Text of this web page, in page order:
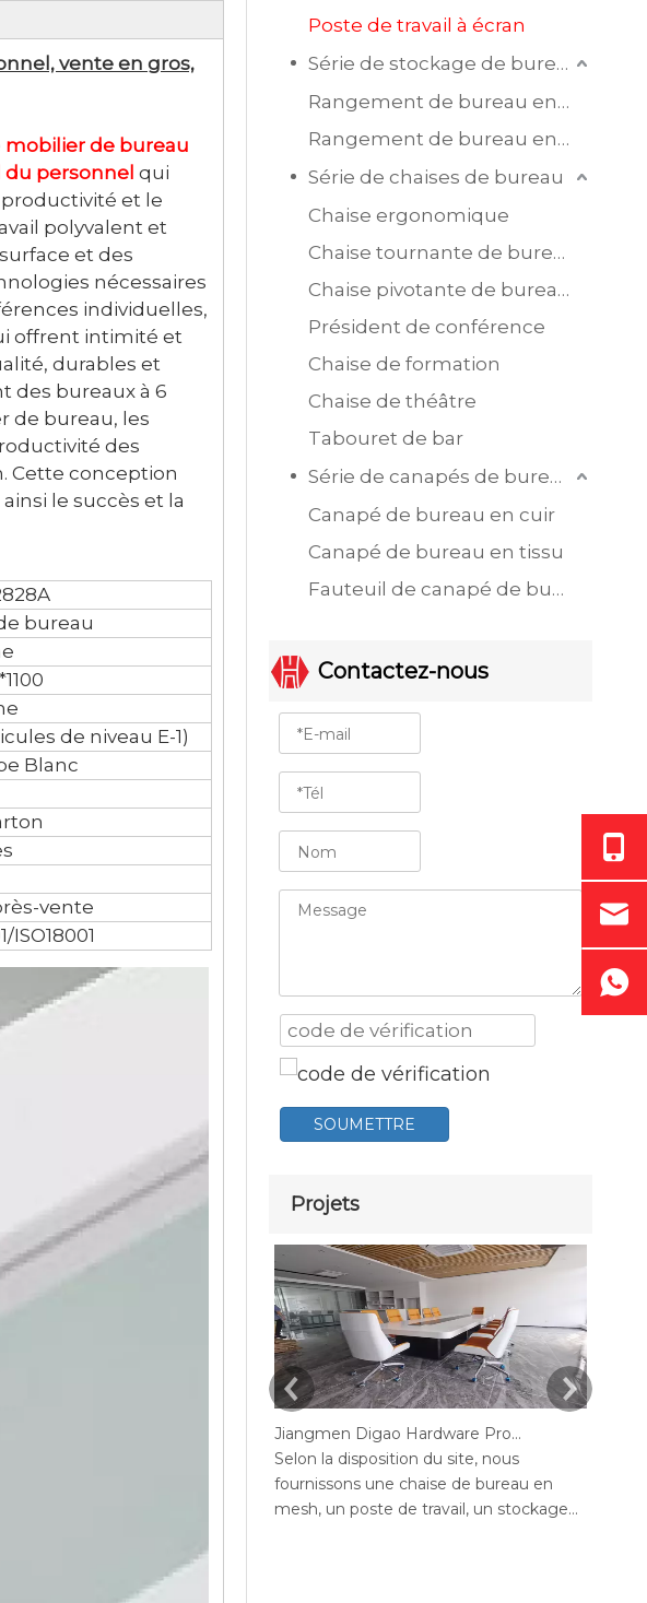
vente en gros,
mobilier de bureau
du personnel qui
et le
polyvalent et
et des
nécessaires
individuelles,
offrent intimité et
durables et
des bureaux à 6
de bureau, les
des
Cette conception
le succès et la
bureau
de niveau E-1)
Blanc
vente
ISO18001
Poste de travail à écran
Série de stockage de bureau
Rangement de bureau en bois
Rangement de bureau en acier
Série de chaises de bureau
Chaise ergonomique
Chaise tournante de bureau en maille
Chaise pivotante de bureau en cuir
Président de conférence
Chaise de formation
Chaise de théâtre
Tabouret de bar
Série de canapés de bureau
Canapé de bureau en cuir
Canapé de bureau en tissu
Fauteuil de canapé de bureau à siège unique
Contactez-nous
SOUMETTRE
Projets
Jiangmen Digao Hardware Products Company
Selon la disposition du site, nous
fournissons une chaise de bureau en
mesh, un poste de travail, un stockage